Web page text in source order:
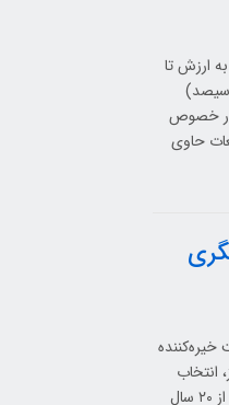
ارزش تا
از طریق مرزهای ریلی و رودخانه ای تا 1000 (یک هزار) دلار و زمینی تا 300 (سیصد)
خصوص
عطر و سایر مایعات حاوی
خیره‌کننده
انتخاب
یک آژانس مسافرتی معتبر و باتجربه بسیار مهم است. گروه گردشگری سفرهای ناز با بیش از ۲۰ سال